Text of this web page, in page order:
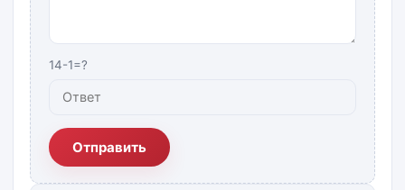
14-1=?
Отправить